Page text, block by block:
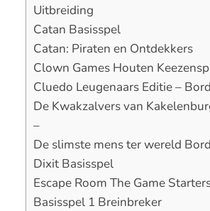
Uitbreiding
Catan Basisspel
Catan: Piraten en Ontdekkers
Clown Games Houten
Cluedo Leugenaars Editie –
De Kwakzalvers van
–
De slimste mens ter wereld
Dixit Basisspel
Escape Room The Game
Basisspel 1 Breinbreker